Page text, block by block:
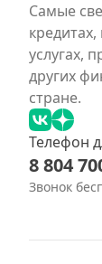
Самые
услугах,
других
стране.
Телефон
8 804
Звонок